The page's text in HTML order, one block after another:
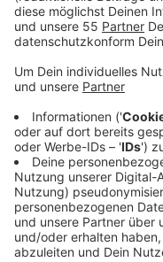
Anzeige
Von Freitagabend
Düsseldorf außer
Ersatzbusse ein, um
Auf Düsseldorfer
Haltestellen verlegt.
Bauarbeiten an der
barrierefrei